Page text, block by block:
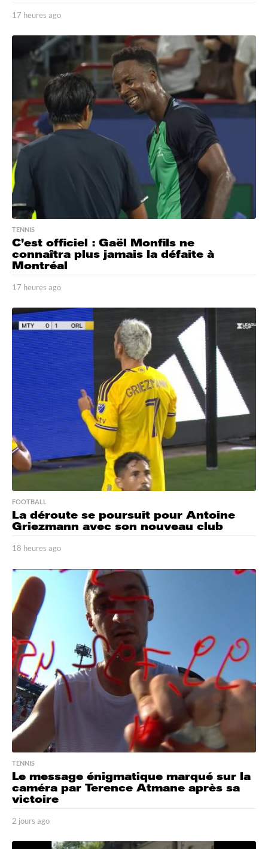
17 heures ago
h
r
e
s
a
g
o
TENNIS
C’est officiel : Gaël Monfils ne
connaîtra plus jamais la défaite à
Montréal
17 heures ago
h
e
u
r
e
s
g
FOOTBALL
La déroute se poursuit pour Antoine
Griezmann avec son nouveau club
18 heures ago
h
TENNIS
Le message énigmatique marqué sur la
caméra par Terence Atmane après sa
victoire
2 jours ago
o